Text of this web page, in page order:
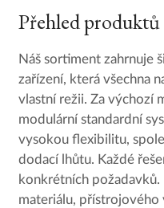
Přehled produktů
Náš sortiment zahrnuje
zařízení, která všechna
vlastní režii. Za výchozí
modulární standardní
vysokou flexibilitu,
dodací lhůtu. Každé
konkrétních
materiálu, přístrojového